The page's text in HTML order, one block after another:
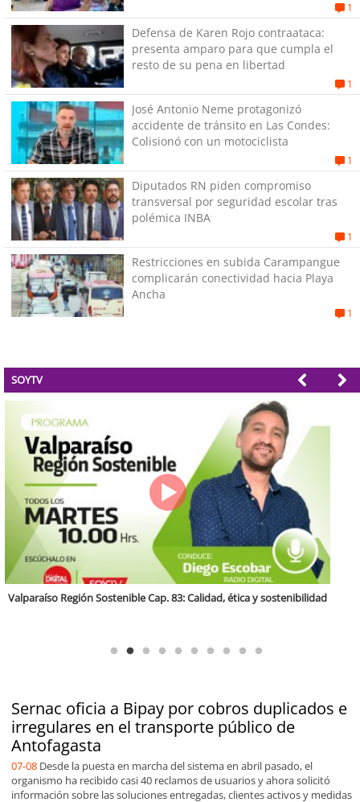
1
Defensa de Karen Rojo contraataca:
presenta amparo para que cumpla el
resto de su pena en libertad
1
José Antonio Neme protagonizó
accidente de tránsito en Las Condes:
Colisionó con un motociclista
1
Diputados RN piden compromiso
transversal por seguridad escolar tras
polémica INBA
1
Restricciones en subida Carampangue
complicarán conectividad hacia Playa
Ancha
1
SOYTV
Sernac oficia a Bipay por cobros duplicados e
irregulares en el transporte público de
Antofagasta
07-08 Desde la puesta en marcha del sistema en abril pasado, el
organismo ha recibido casi 40 reclamos de usuarios y ahora solicitó
información sobre las soluciones entregadas, clientes activos y medidas